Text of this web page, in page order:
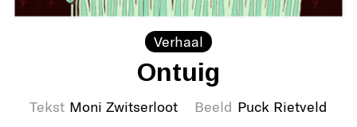
Verhaal
Ontuig
Tekst Moni Zwitserloot Beeld Puck Rietveld